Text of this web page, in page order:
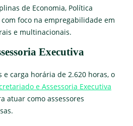
de Economia, Política
foco na empregabilidade em
e multinacionais.
Executiva
e carga horária de 2.620 horas, o
e Assessoria Executiva
atuar como assessores